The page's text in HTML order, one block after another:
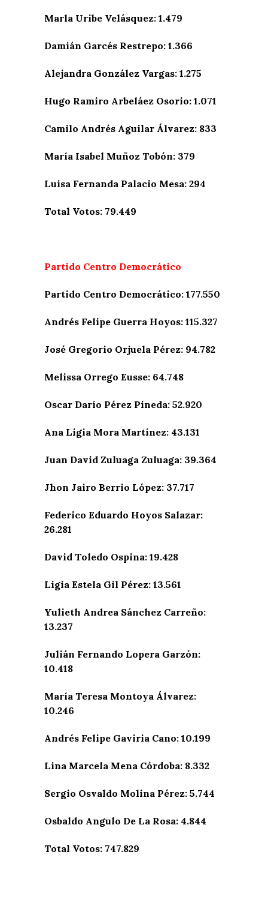
Marla Uribe Velásquez: 1.479
Damián Garcés Restrepo: 1.366
Alejandra González Vargas: 1.275
Hugo Ramiro Arbeláez Osorio: 1.071
Camilo Andrés Aguilar Álvarez: 833
María Isabel Muñoz Tobón: 379
Luisa Fernanda Palacio Mesa: 294
Total Votos: 79.449
Partido Centro Democrático
Partido Centro Democrático: 177.550
Andrés Felipe Guerra Hoyos: 115.327
José Gregorio Orjuela Pérez: 94.782
Melissa Orrego Eusse: 64.748
Oscar Darío Pérez Pineda: 52.920
Ana Ligia Mora Martínez: 43.131
Juan David Zuluaga Zuluaga: 39.364
Jhon Jairo Berrio López: 37.717
Federico Eduardo Hoyos Salazar:
26.281
David Toledo Ospina: 19.428
Ligia Estela Gil Pérez: 13.561
Yulieth Andrea Sánchez Carreño:
13.237
Julián Fernando Lopera Garzón:
10.418
María Teresa Montoya Álvarez:
10.246
Andrés Felipe Gaviria Cano: 10.199
Lina Marcela Mena Córdoba: 8.332
Sergio Osvaldo Molina Pérez: 5.744
Osbaldo Angulo De La Rosa: 4.844
Total Votos: 747.829